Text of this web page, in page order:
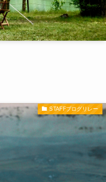
STAFFブログリレー